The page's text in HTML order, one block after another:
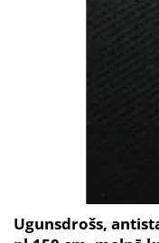
Ugunsdrošs,